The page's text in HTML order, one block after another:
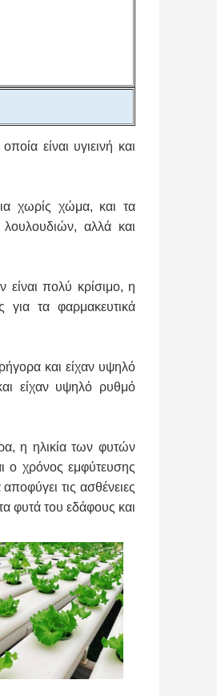
είναι υγιεινή και
χωρίς χώμα, και τα
αλλά και
είναι πολύ κρίσιμο, η
για τα φαρμακευτικά
και είχαν υψηλό
είχαν υψηλό ρυθμό
η ηλικία των φυτών
ο χρόνος εμφύτευσης
τις ασθένειες
φυτά του εδάφους και